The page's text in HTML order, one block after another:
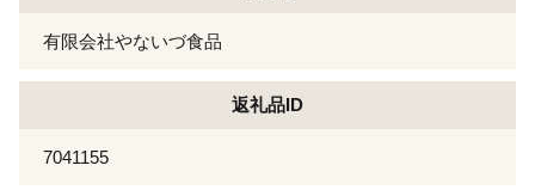
有限会社やないづ食品
返礼品ID
7041155